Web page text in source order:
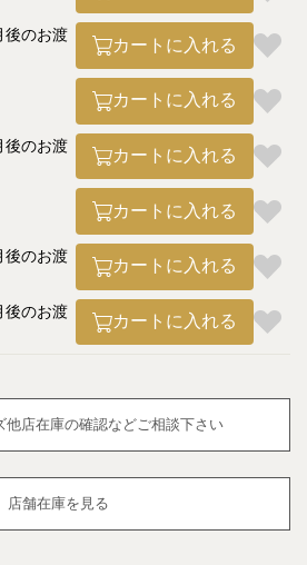
後のお渡
カートに入れる
カートに入れる
後のお渡
カートに入れる
カートに入れる
後のお渡
カートに入れる
後のお渡
カートに入れる
他店在庫の確認などご相談下さい
店舗在庫を見る